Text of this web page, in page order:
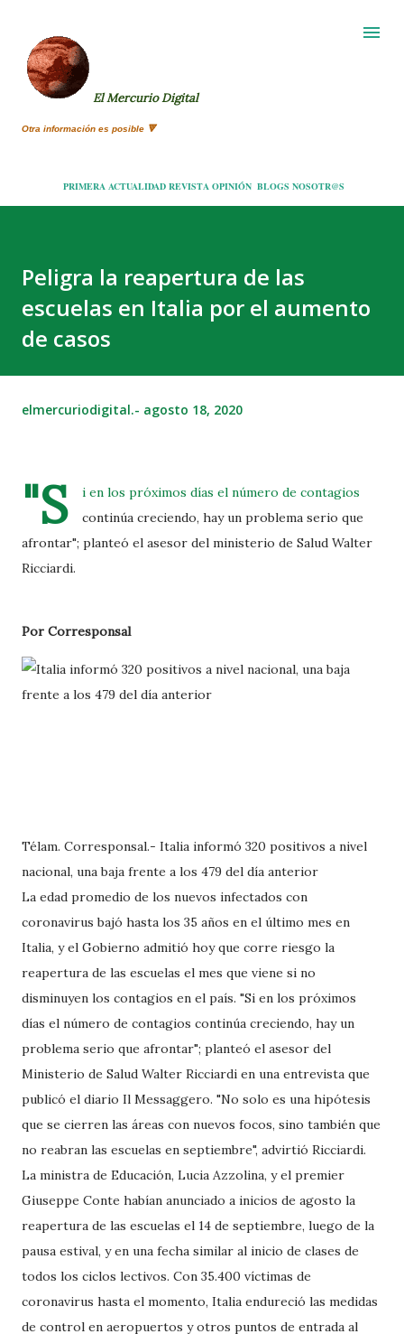
El Mercurio Digital
Otra información es posible 🔻
PRIMERA ACTUALIDAD REVISTA OPINIÓN BLOGS NOSOTR@S
Peligra la reapertura de las
escuelas en Italia por el aumento
de casos
elmercuriodigital.- agosto 18, 2020
"S
i en los próximos días el número de contagios
continúa creciendo, hay un problema serio que
afrontar"; planteó el asesor del ministerio de Salud Walter
Ricciardi.
Por Corresponsal
Télam. Corresponsal.- Italia informó 320 positivos a nivel
nacional, una baja frente a los 479 del día anterior
La edad promedio de los nuevos infectados con
coronavirus bajó hasta los 35 años en el último mes en
Italia, y el Gobierno admitió hoy que corre riesgo la
reapertura de las escuelas el mes que viene si no
disminuyen los contagios en el país. "Si en los próximos
días el número de contagios continúa creciendo, hay un
problema serio que afrontar"; planteó el asesor del
Ministerio de Salud Walter Ricciardi en una entrevista que
publicó el diario Il Messaggero. "No solo es una hipótesis
que se cierren las áreas con nuevos focos, sino también que
no reabran las escuelas en septiembre", advirtió Ricciardi.
La ministra de Educación, Lucia Azzolina, y el premier
Giuseppe Conte habían anunciado a inicios de agosto la
reapertura de las escuelas el 14 de septiembre, luego de la
pausa estival, y en una fecha similar al inicio de clases de
todos los ciclos lectivos. Con 35.400 víctimas de
coronavirus hasta el momento, Italia endureció las medidas
de control en aeropuertos y otros puntos de entrada al